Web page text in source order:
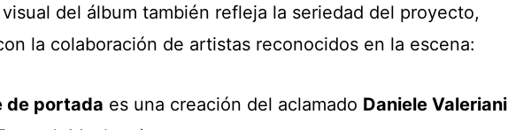
del álbum también refleja la seriedad del proyecto,
la colaboración de artistas reconocidos en la escena:
de portada es una creación del aclamado Daniele Valeriani